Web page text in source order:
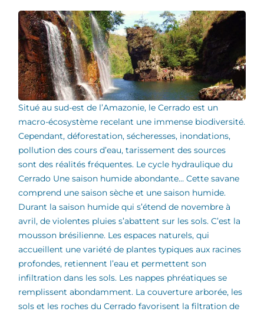
Situé au sud-est de l’Amazonie, le Cerrado est un
macro-écosystème recelant une immense biodiversité.
Cependant, déforestation, sécheresses, inondations,
pollution des cours d’eau, tarissement des sources
sont des réalités fréquentes. Le cycle hydraulique du
Cerrado Une saison humide abondante… Cette savane
comprend une saison sèche et une saison humide.
Durant la saison humide qui s’étend de novembre à
avril, de violentes pluies s’abattent sur les sols. C’est la
mousson brésilienne. Les espaces naturels, qui
accueillent une variété de plantes typiques aux racines
profondes, retiennent l’eau et permettent son
infiltration dans les sols. Les nappes phréatiques se
remplissent abondamment. La couverture arborée, les
sols et les roches du Cerrado favorisent la filtration de